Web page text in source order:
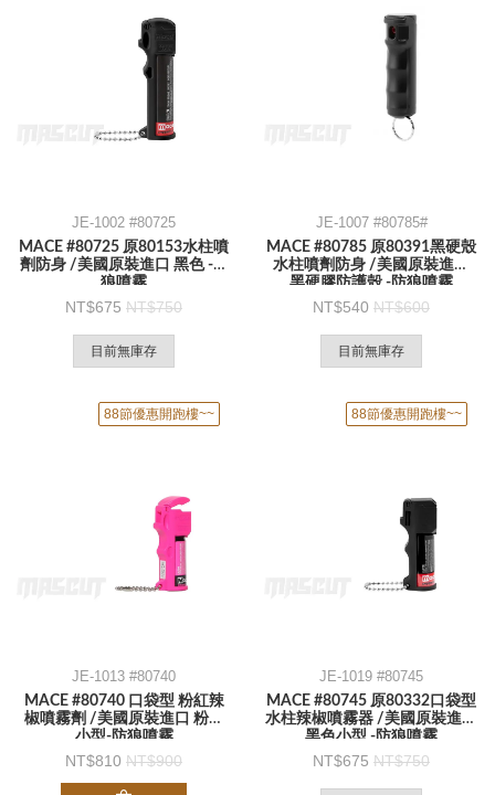
JE-1002 #80725
MACE #80725 原80153水柱噴
劑防身 /美國原裝進口 黑色 -防
狼噴霧
675 750
目前無庫存
JE-1007 #80785#
MACE #80785 原80391黑硬殼
水柱噴劑防身 /美國原裝進口
黑硬膠防護殼 -防狼噴霧
540 600
目前無庫存
88節優惠開跑樓~~
JE-1013 #80740
MACE #80740 口袋型 粉紅辣
椒噴霧劑 /美國原裝進口 粉色
小型-防狼噴霧
810 900
88節優惠開跑樓~~
JE-1019 #80745
MACE #80745 原80332口袋型
水柱辣椒噴霧器 /美國原裝進口
黑色小型 -防狼噴霧
675 750